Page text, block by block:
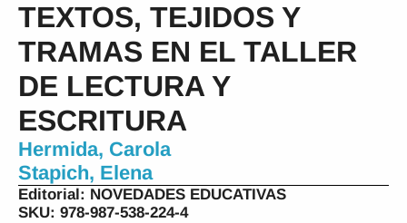
TEXTOS, TEJIDOS Y
TRAMAS EN EL TALLER
DE LECTURA Y
ESCRITURA
Hermida, Carola
Stapich, Elena
Editorial: NOVEDADES EDUCATIVAS
SKU: 978-987-538-224-4